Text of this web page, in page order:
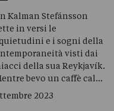
Kalman Stefánsson
in versi le
e i sogni della
visti dai
della sua Reykjavík.
bevo un caffè cal…
2023